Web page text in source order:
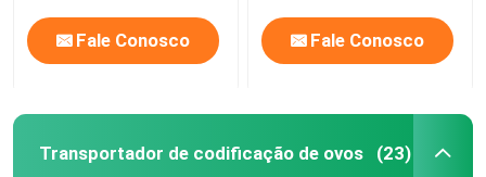
Fale Conosco Fale Conosco
Transportador de codificação de ovos (23)